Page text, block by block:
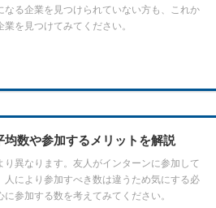
る企業を見つけられていない方も、これか
を見つけてみてください。
数や参加するメリットを解説
異なります。友人がインターンに参加して
により参加すべき数は違うため気にする必
参加する数を考えてみてください。